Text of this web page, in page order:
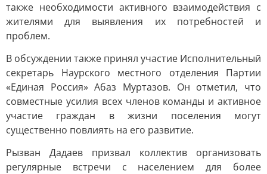
также необходимости активного взаимодействия с
жителями для выявления их потребностей и
проблем.
В обсуждении также принял участие Исполнительный
секретарь Наурского местного отделения Партии
«Единая Россия» Абаз Муртазов. Он отметил, что
совместные усилия всех членов команды и активное
участие граждан в жизни поселения могут
существенно повлиять на его развитие.
Рызван Дадаев призвал коллектив организовать
регулярные встречи с населением для более